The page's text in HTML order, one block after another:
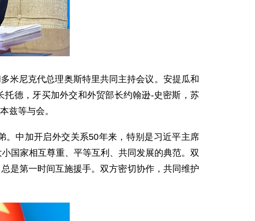
米尼克代总理奥斯特里共同主持会议。安提瓜和
德，牙买加外交和外贸部长约翰逊-史密斯，苏
兹等与会。
。中加开启外交关系50年来，特别是习近平主席
国家相互尊重、平等互利、共同发展的典范。双
是第一时间互施援手。双方密切协作，共同维护